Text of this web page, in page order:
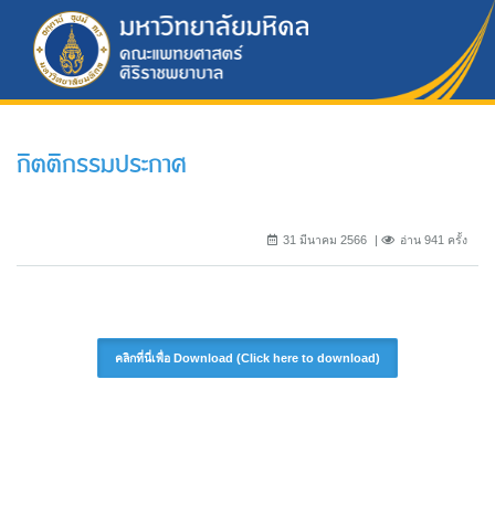
กิตติกรรมประกาศ
31 มีนาคม 2566 อ่าน 941 ครั้ง
คลิกที่นี่เพื่อ Download (Click here to download)